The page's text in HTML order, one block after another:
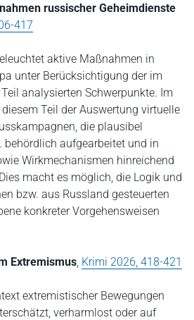
russischer Geheimdienste
417
aktive Maßnahmen in
unter Berücksichtigung der im
analysierten Schwerpunkte. Im
Teil der Auswertung virtuelle
die plausibel
behördlich aufgearbeitet und in
Wirkmechanismen hinreichend
macht es möglich, die Logik und
bzw. aus Russland gesteuerten
konkreter Vorgehensweisen
Extremismus Krimi 2026, 418-421
extremistischer Bewegungen
verharmlost oder auf